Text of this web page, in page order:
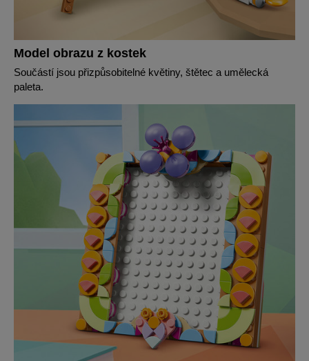
Model obrazu z kostek
Součástí jsou přizpůsobitelné květiny, štětec a umělecká
paleta.